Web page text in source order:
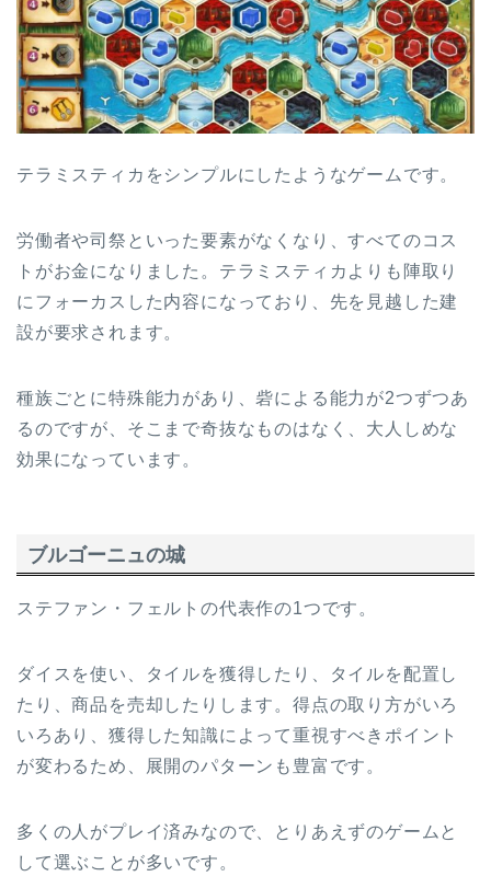
テラミスティカをシンプルにしたようなゲームです。
労働者や司祭といった要素がなくなり、すべてのコス
トがお金になりました。テラミスティカよりも陣取り
にフォーカスした内容になっており、先を見越した建
設が要求されます。
種族ごとに特殊能力があり、砦による能力が2つずつあ
るのですが、そこまで奇抜なものはなく、大人しめな
効果になっています。
ブルゴーニュの城
ステファン・フェルトの代表作の1つです。
ダイスを使い、タイルを獲得したり、タイルを配置し
たり、商品を売却したりします。得点の取り方がいろ
いろあり、獲得した知識によって重視すべきポイント
が変わるため、展開のパターンも豊富です。
多くの人がプレイ済みなので、とりあえずのゲームと
して選ぶことが多いです。